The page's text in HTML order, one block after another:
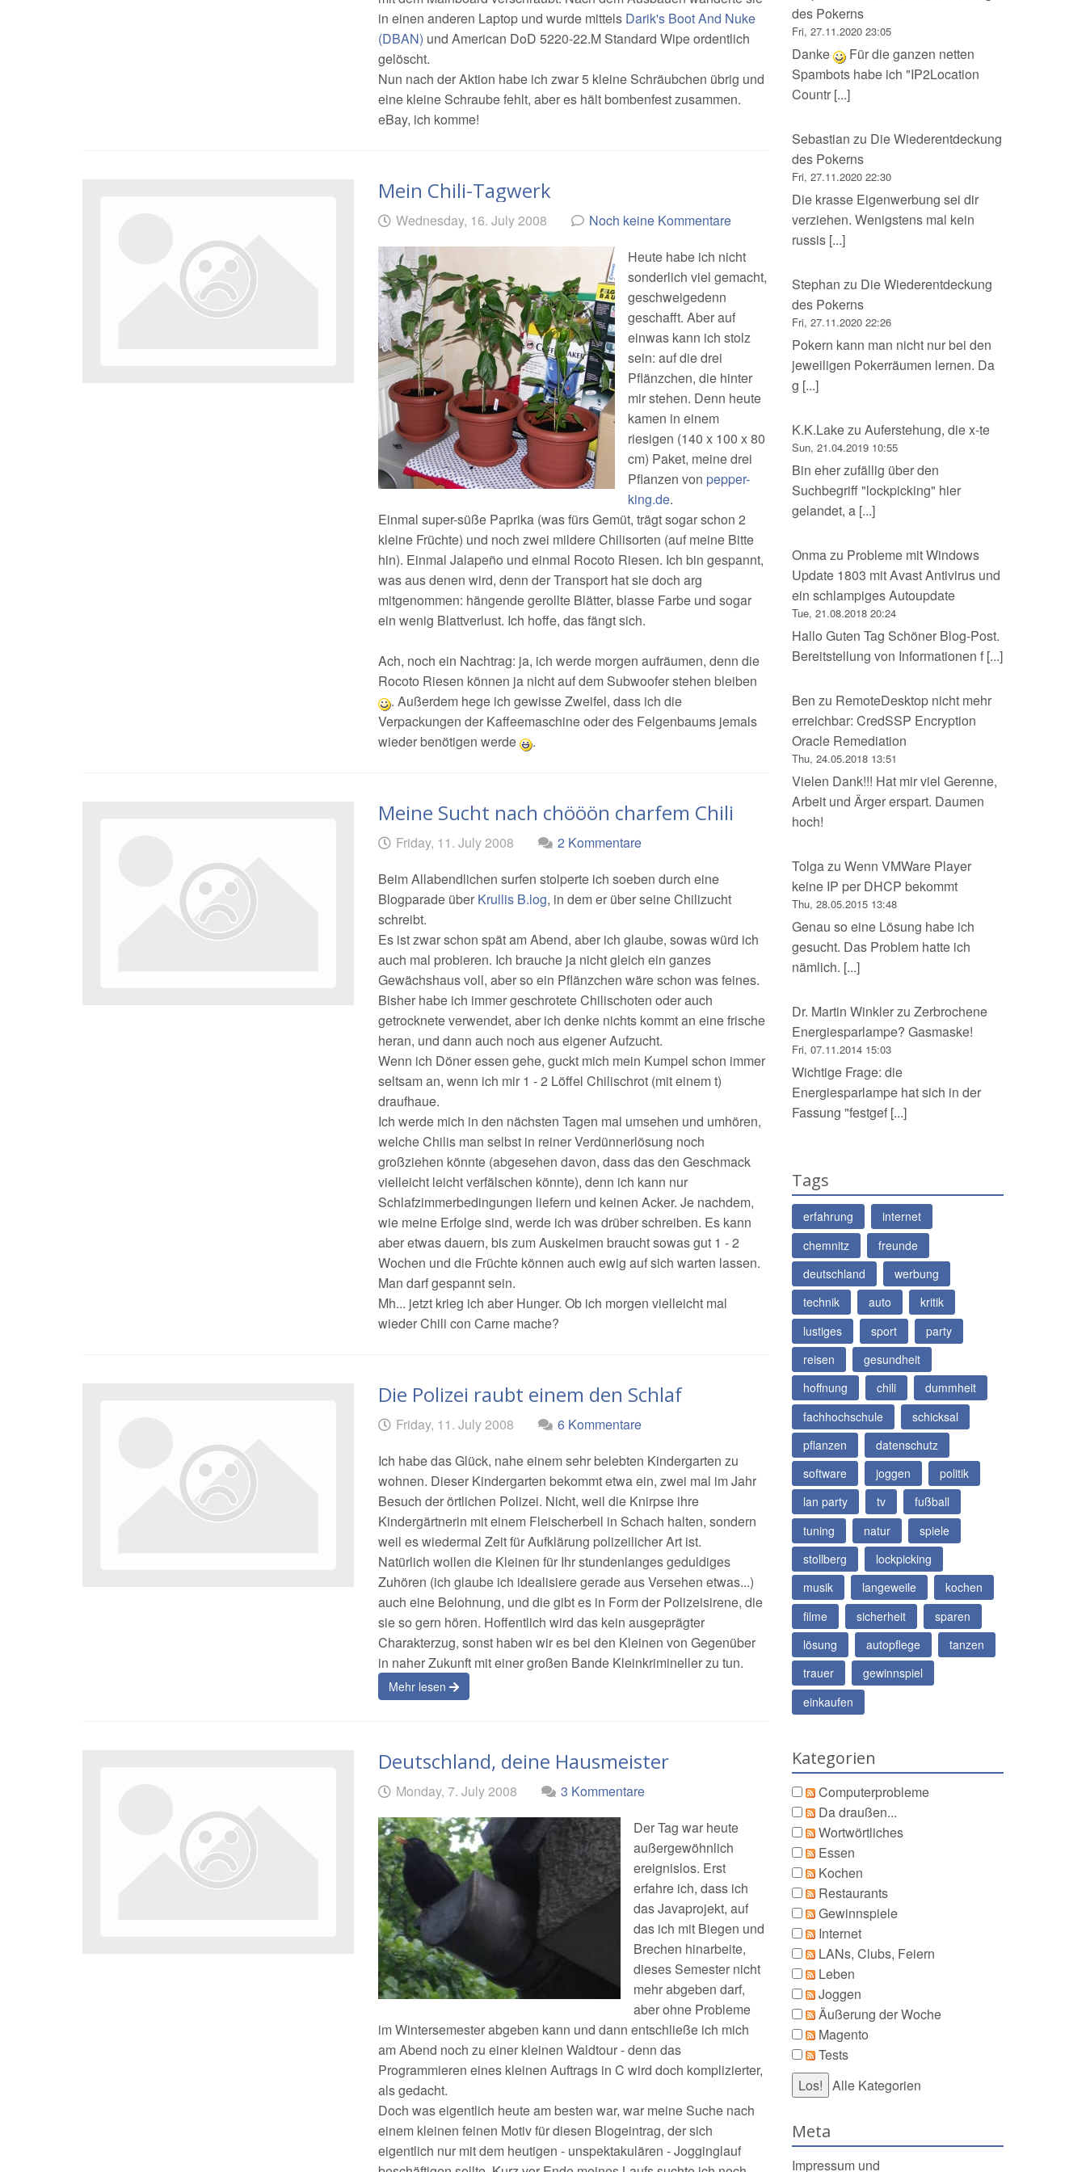
in einen anderen Laptop und wurde mittels Darik's Boot And Nuke
(DBAN) und American DoD 5220-22.M Standard Wipe ordentlich
gelöscht.
Nun nach der Aktion habe ich zwar 5 kleine Schräubchen übrig und
eine kleine Schraube fehlt, aber es hält bombenfest zusammen.
eBay, ich komme!
Mein Chili-Tagwerk
Geschrieben
am Wednesday, 16. July 2008
Noch keine Kommentare
Heute habe ich nicht
sonderlich viel gemacht,
geschweigedenn
geschafft. Aber auf
einwas kann ich stolz
sein: auf die drei
Pflänzchen, die hinter
mir stehen. Denn heute
kamen in einem
riesigen (140 x 100 x 80
cm) Paket, meine drei
Pflanzen von pepper-
king.de.
Einmal super-süße Paprika (was fürs Gemüt, trägt sogar schon 2
kleine Früchte) und noch zwei mildere Chilisorten (auf meine Bitte
hin). Einmal Jalapeño und einmal Rocoto Riesen. Ich bin gespannt,
was aus denen wird, denn der Transport hat sie doch arg
mitgenommen: hängende gerollte Blätter, blasse Farbe und sogar
ein wenig Blattverlust. Ich hoffe, das fängt sich.
Ach, noch ein Nachtrag: ja, ich werde morgen aufräumen, denn die
Rocoto Riesen können ja nicht auf dem Subwoofer stehen bleiben
. Außerdem hege ich gewisse Zweifel, dass ich die
Verpackungen der Kaffeemaschine oder des Felgenbaums jemals
wieder benötigen werde
.
Meine Sucht nach chööön charfem Chili
Geschrieben
am Friday, 11. July 2008
2 Kommentare
Beim Allabendlichen surfen stolperte ich soeben durch eine
Blogparade über Krullis B.log, in dem er über seine Chilizucht
schreibt.
Es ist zwar schon spät am Abend, aber ich glaube, sowas würd ich
auch mal probieren. Ich brauche ja nicht gleich ein ganzes
Gewächshaus voll, aber so ein Pflänzchen wäre schon was feines.
Bisher habe ich immer geschrotete Chilischoten oder auch
getrocknete verwendet, aber ich denke nichts kommt an eine frische
heran, und dann auch noch aus eigener Aufzucht.
Wenn ich Döner essen gehe, guckt mich mein Kumpel schon immer
seltsam an, wenn ich mir 1 - 2 Löffel Chilischrot (mit einem t)
draufhaue.
Ich werde mich in den nächsten Tagen mal umsehen und umhören,
welche Chilis man selbst in reiner Verdünnerlösung noch
großziehen könnte (abgesehen davon, dass das den Geschmack
vielleicht leicht verfälschen könnte), denn ich kann nur
Schlafzimmerbedingungen liefern und keinen Acker. Je nachdem,
wie meine Erfolge sind, werde ich was drüber schreiben. Es kann
aber etwas dauern, bis zum Auskeimen braucht sowas gut 1 - 2
Wochen und die Früchte können auch ewig auf sich warten lassen.
Man darf gespannt sein.
Mh... jetzt krieg ich aber Hunger. Ob ich morgen vielleicht mal
wieder Chili con Carne mache?
Die Polizei raubt einem den Schlaf
Geschrieben
am Friday, 11. July 2008
6 Kommentare
Ich habe das Glück, nahe einem sehr belebten Kindergarten zu
wohnen. Dieser Kindergarten bekommt etwa ein, zwei mal im Jahr
Besuch der örtlichen Polizei. Nicht, weil die Knirpse ihre
Kindergärtnerin mit einem Fleischerbeil in Schach halten, sondern
weil es wiedermal Zeit für Aufklärung polizeilicher Art ist.
Natürlich wollen die Kleinen für Ihr stundenlanges geduldiges
Zuhören (ich glaube ich idealisiere gerade aus Versehen etwas...)
auch eine Belohnung, und die gibt es in Form der Polizeisirene, die
sie so gern hören. Hoffentlich wird das kein ausgeprägter
Charakterzug, sonst haben wir es bei den Kleinen von Gegenüber
in naher Zukunft mit einer großen Bande Kleinkrimineller zu tun.
Mehr lesen
Deutschland, deine Hausmeister
Geschrieben
am Monday, 7. July 2008
3 Kommentare
Der Tag war heute
außergewöhnlich
ereignislos. Erst
erfahre ich, dass ich
das Javaprojekt, auf
das ich mit Biegen und
Brechen hinarbeite,
dieses Semester nicht
mehr abgeben darf,
aber ohne Probleme
im Wintersemester abgeben kann und dann entschließe ich mich
am Abend noch zu einer kleinen Waldtour - denn das
Programmieren eines kleinen Auftrags in C wird doch komplizierter,
als gedacht.
Doch was eigentlich heute am besten war, war meine Suche nach
einem kleinen feinen Motiv für diesen Blogeintrag, der sich
eigentlich nur mit dem heutigen - unspektakulären - Jogginglauf
des Pokerns
Fri, 27.11.2020 23:05
Danke
Für die ganzen netten
Spambots habe ich "IP2Location
Countr [...]
Sebastian zu Die Wiederentdeckung
des Pokerns
Fri, 27.11.2020 22:30
Die krasse Eigenwerbung sei dir
verziehen. Wenigstens mal kein
russis [...]
Stephan zu Die Wiederentdeckung
des Pokerns
Fri, 27.11.2020 22:26
Pokern kann man nicht nur bei den
jeweiligen Pokerräumen lernen. Da
g [...]
K.K.Lakezu Auferstehung, die x-te
Sun, 21.04.2019 10:55
Bin eher zufällig über den
Suchbegriff "lockpicking" hier
gelandet, a [...]
Onmazu Probleme mit Windows
Update 1803 mit Avast Antivirus und
ein schlampiges Autoupdate
Tue, 21.08.2018 20:24
Hallo Guten Tag Schöner Blog-Post.
Bereitstellung von Informationen f [...]
Ben zu RemoteDesktop nicht mehr
erreichbar: CredSSP Encryption
Oracle Remediation
Thu, 24.05.2018 13:51
Vielen Dank!!! Hat mir viel Gerenne,
Arbeit und Ärger erspart. Daumen
hoch!
Tolgazu Wenn VMWare Player
keine IP per DHCP bekommt
Thu, 28.05.2015 13:48
Genau so eine Lösung habe ich
gesucht. Das Problem hatte ich
nämlich. [...]
Dr. Martin Winklerzu Zerbrochene
Energiesparlampe? Gasmaske!
Fri, 07.11.2014 15:03
Wichtige Frage: die
Energiesparlampe hat sich in der
Fassung "festgef [...]
Tags
erfahrung
internet
chemnitz
freunde
deutschland
werbung
technik
auto
kritik
lustiges
sport
party
reisen
gesundheit
hoffnung
chili
dummheit
fachhochschule
schicksal
pflanzen
datenschutz
software
joggen
politik
lan party
tv
fußball
tuning
natur
spiele
stollberg
lockpicking
musik
langeweile
kochen
filme
sicherheit
sparen
lösung
autopflege
tanzen
trauer
gewinnspiel
einkaufen
Kategorien
Computerprobleme
Da draußen...
Wortwörtliches
Essen
Kochen
Restaurants
Gewinnspiele
Internet
LANs, Clubs, Feiern
Leben
Joggen
Äußerung der Woche
Magento
Tests
Alle Kategorien
Meta
Impressum und